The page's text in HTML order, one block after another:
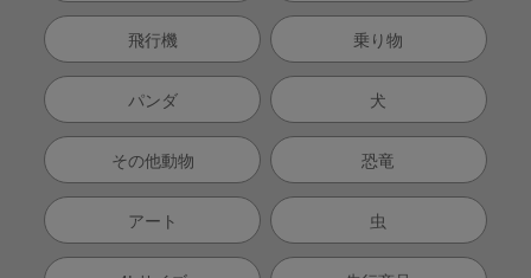
飛行機 乗り物
パンダ 犬
その他動物 恐竜
アート 虫